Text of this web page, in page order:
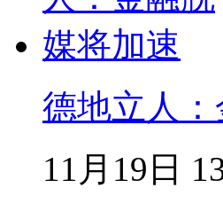
德地立人
11月19日